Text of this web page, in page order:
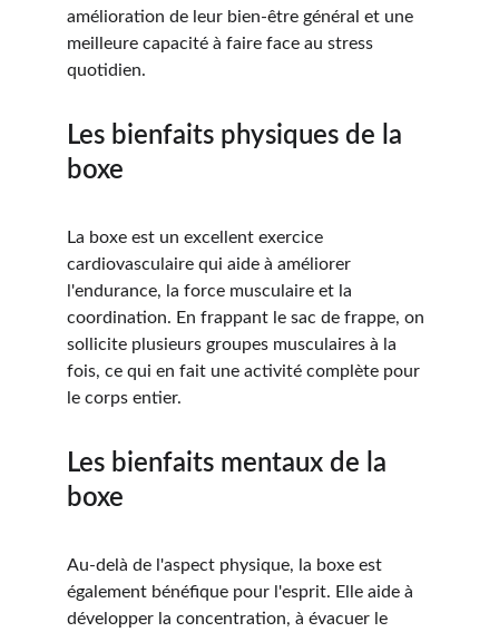
amélioration de leur bien-être général et une
meilleure capacité à faire face au stress
quotidien.
Les bienfaits physiques de la
boxe
La boxe est un excellent exercice
cardiovasculaire qui aide à améliorer
l'endurance, la force musculaire et la
coordination. En frappant le sac de frappe, on
sollicite plusieurs groupes musculaires à la
fois, ce qui en fait une activité complète pour
le corps entier.
Les bienfaits mentaux de la
boxe
Au-delà de l'aspect physique, la boxe est
également bénéfique pour l'esprit. Elle aide à
développer la concentration, à évacuer le